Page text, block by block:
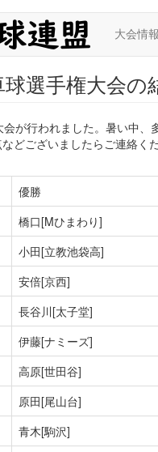
大会情報
選手権大会の
が行われました。暑い中、
どございましたらご連絡くだ
優勝
橋口[Mひまわり]
小田[立教池袋高]
安倍[京西]
長谷川[太子堂]
伊藤[ナミーズ]
高原[世田谷]
原田[尾山台]
青木[駒沢]